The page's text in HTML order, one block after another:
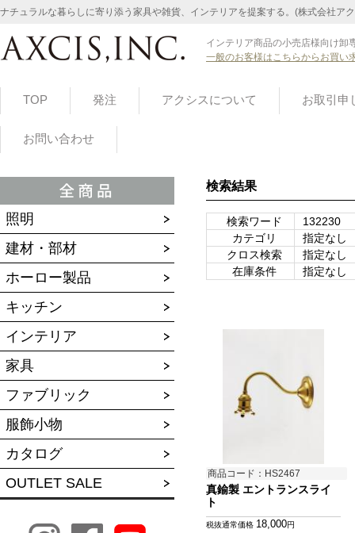
ナチュラルな暮らしに寄り添う家具や雑貨、インテリアを提案する。(株式会社ア
インテリア商品の小売店様向け卸
一般のお客様はこちらからお買い
TOP 発注 アクシスについて お取引申
お問い合わせ
照明
建材・部材
ホーロー製品
キッチン
インテリア
家具
ファブリック
服飾小物
カタログ
OUTLET SALE
検索結果
検索ワード
132230
カテゴリ
指定なし
クロス検索
指定なし
在庫条件
指定なし
商品コード：HS2467
真鍮製 エントランスライ
ト
税抜通常価格 18,000円